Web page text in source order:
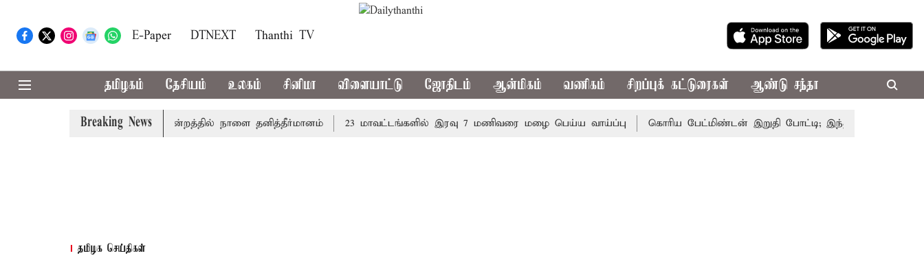
E-Paper DTNEXT Thanthi TV
தமிழகம் தேசியம் உலகம் சினிமா விளையாட்டு ஜோதிடம் ஆன்மிகம் வணிகம் சிறப்புக் கட்டுரைகள் ஆண்டு சந்தா
Breaking News
தமிழ்த்தாய் வாழ்த்து: சட்டமன்றத்தில் நாளை தனித்தீர்மானம் 23 மாவட்டங்களில் இரவு 7 மணிவரை மழை பெய்ய வாய்ப்பு கொரிய பேட்மிண்டன் இறுதி போட்டி; இந்திய வீராங்கனை
தமிழக செய்திகள்